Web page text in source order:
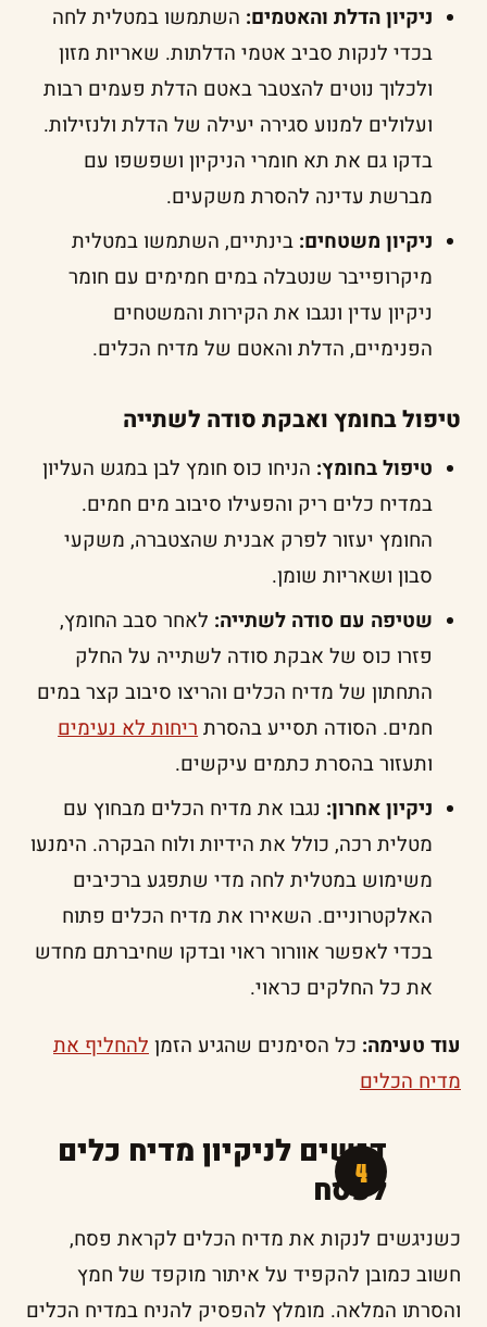
ניקיון הדלת והאטמים: השתמשו במטלית לחה
בכדי לנקות סביב אטמי הדלתות. שאריות מזון
ולכלוך נוטים להצטבר באטם הדלת פעמים רבות
ועלולים למנוע סגירה יעילה של הדלת ולנזילות.
בדקו גם את תא חומרי הניקיון ושפשפו עם
מברשת עדינה להסרת משקעים.
ניקיון משטחים: בינתיים, השתמשו במטלית
מיקרופייבר שנטבלה במים חמימים עם חומר
ניקיון עדין ונגבו את הקירות והמשטחים
הפנימיים, הדלת והאטם של מדיח הכלים.
טיפול בחומץ ואבקת סודה לשתייה
טיפול בחומץ: הניחו כוס חומץ לבן במגש העליון
במדיח כלים ריק והפעילו סיבוב מים חמים.
החומץ יעזור לפרק אבנית שהצטברה, משקעי
סבון ושאריות שומן.
שטיפה עם סודה לשתייה: לאחר סבב החומץ,
פזרו כוס של אבקת סודה לשתייה על החלק
התחתון של מדיח הכלים והריצו סיבוב קצר במים
חמים. הסודה תסייע בהסרתריחות לא נעימים
ותעזור בהסרת כתמים עיקשים.
ניקיון אחרון: נגבו את מדיח הכלים מבחוץ עם
מטלית רכה, כולל את הידיות ולוח הבקרה. הימנעו
משימוש במטלית לחה מדי שתפגע ברכיבים
האלקטרוניים. השאירו את מדיח הכלים פתוח
בכדי לאפשר אוורור ראוי ובדקו שחיברתם מחדש
את כל החלקים כראוי.
עוד טעימה: כל הסימנים שהגיע הזמןלהחליף את
מדיח הכלים
דגשים לניקיון מדיח כלים
לפסח
כשניגשים לנקות את מדיח הכלים לקראת פסח,
חשוב כמובן להקפיד על איתור מוקפד של חמץ
והסרתו המלאה. מומלץ להפסיק להניח במדיח הכלים